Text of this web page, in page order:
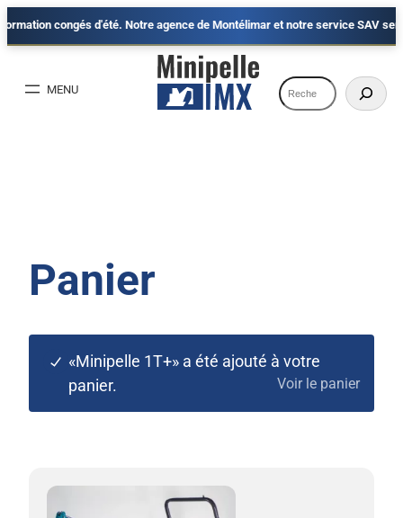
congés d'été. Notre agence de Montélimar et notre service SAV
Aller
contenu
Recherche
Panier
«Minipelle 1T+» a été ajouté à votre
panier.
Voir le panier